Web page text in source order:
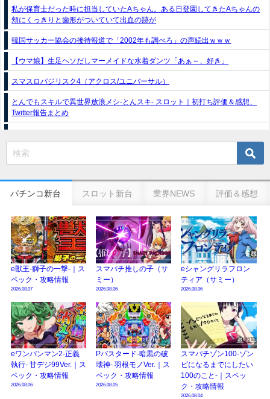
私が保育士だった時に担当していたAちゃん。ある日登園してきたAちゃんの
頬にくっきりと歯形がついていて出血の跡が
韓国サッカー協会の接待報道で「2002年も調べろ」の声続出ｗｗｗ
【ウマ娘】生足ヘソだしマーメイドな水着ダンツ「あぁ～、好き」
スマスロバジリスク4（アクロス/ユニバーサル）
とんでもスキルで異世界放浪メシ-とんスキ- スロット｜初打ち評価＆感想、
Twitter報告まとめ
新台パチンコ『e魔女と野獣』公式PV動画｜LT直行型399帯、運命分岐から上
乗せループ「（超）BEAST ATTACK」を狙え！
の幸せ空間、好感触のフェアスタート、原作愛溢れる演出に感動 etc…
日遊協、ファン調査2025を発表｜使用金額中央値「1万円-3万円/1回」「遊技
歴20年以上が50％以上」等々…
【2025年】エイプリルフール話題（ネタ）まとめ｜ぱちんこパチスロ関連【4
月1日】
パチンコ新台 スロット新台 業界NEWS 評価＆感想
e獣王-獅子の一撃-｜ス
ペック・攻略情報
2026.08.07
スマパチ推しの子（サ
ミー）
2026.08.06
eシャングリラフロン
ティア（サミー）
2026.08.06
eワンパンマン2-正義
執行- 甘デジ99Ver.｜ス
ペック・攻略情報
2026.08.06
Pバスタード-暗黒の破
壊神- 羽根モノVer.｜ス
ペック・攻略情報
2026.08.05
スマパチゾン100-ゾン
ビになるまでにしたい
100のこと-｜スペッ
ク・攻略情報
2026.08.04